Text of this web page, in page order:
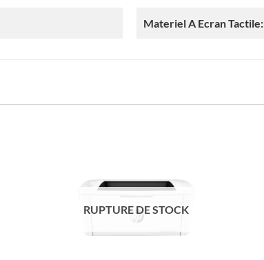
Materiel A Ecran Tactile:
RUPTURE DE STOCK